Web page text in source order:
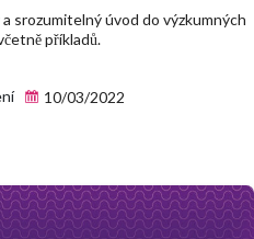
srozumitelný úvod do výzkumných
příkladů.
10/03/2022